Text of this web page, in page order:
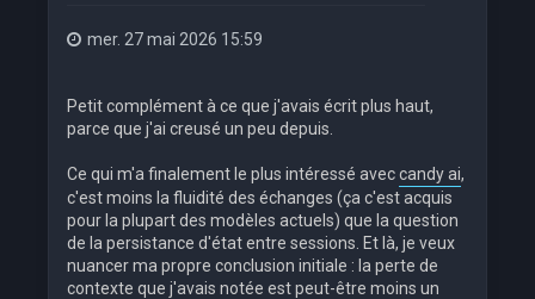
mer. 27 mai 2026 15:59
Petit complément à ce que j'avais écrit plus haut,
parce que j'ai creusé un peu depuis.
Ce qui m'a finalement le plus intéressé aveccandy ai,
c'est moins la fluidité des échanges (ça c'est acquis
pour la plupart des modèles actuels) que la question
de la persistance d'état entre sessions. Et là, je veux
nuancer ma propre conclusion initiale : la perte de
contexte que j'avais notée est peut-être moins un